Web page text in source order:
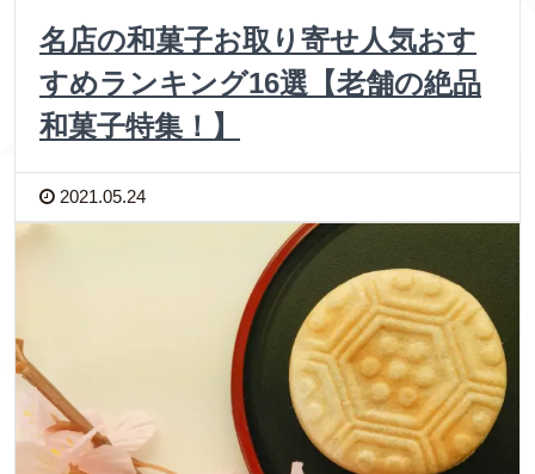
名店の和菓子お取り寄せ人気おす
すめランキング16選【老舗の絶品
和菓子特集！】
2021.05.24